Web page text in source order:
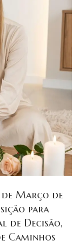
de Março de
para
de Decisão,
Caminhos